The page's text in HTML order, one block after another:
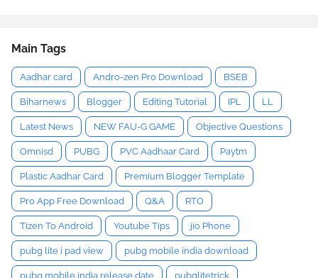
Main Tags
Aadhar card Andro-zen Pro Download BSEB
Biharnews Blogger Editing Tutorial IPL LL
Latest News NEW FAU-G GAME Objective Questions
Omnisd PUBG PVC Aadhaar Card Paytm
Plastic Aadhar Card Premium Blogger Template
Pro App Free Download Q&A RTO
Tizen To Android Youtube Tips jio Phone
pubg lite i pad view pubg mobile india download
pubg mobile india release date pubglitetrick